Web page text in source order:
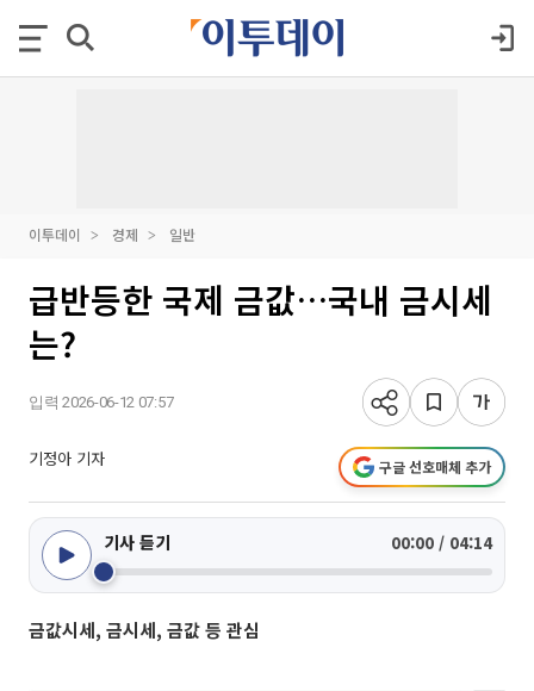
이투데이 경제 일반
급반등한 국제 금값…국내 금시세
는?
입력 2026-06-12 07:57
기정아 기자 구글 선호매체 추가
기사 듣기 00:00 / 04:14
금값시세, 금시세, 금값 등 관심